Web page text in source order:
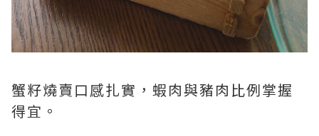
蟹籽燒賣口感扎實，蝦肉與豬肉比例掌握
得宜。